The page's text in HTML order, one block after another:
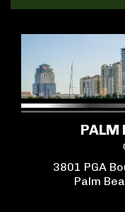
PALM
3801 PGA
Palm